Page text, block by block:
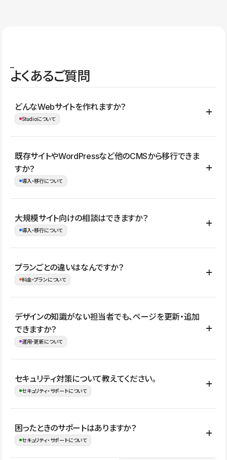
よくあるご質問
どんなWebサイトを作れますか？
Studioについて
コーポレートサイト、サービスサイト、LP、採用サイト、ブロ
グ・メディア、イベントサイト、店舗・商品紹介サイト、ポートフ
ォリオなど幅広く制作できます。
既存サイトやWordPressなど他のCMSから移行できま
すか？
導入・移行について
はい。既存サイトの構成やコンテンツ、URLを整理したうえで、
Studio上に再構築する形で移行できます。 WordPressの場合は、
イト全体のデザインや設定がそのまま移行されるわけではないた
め、移行後にページ構成やデザイン、CMS設計、URL・リダイレク
大規模サイト向けの相談はできますか？
導入・移行について
はい。アクセス規模が大きいサイトや、複数部門での運用、権限管
理、セキュリティ確認、既存システムとの連携など、個別の要件が
ない段階でも、お問い合わせください。
お問合せはこちら
プランごとの違いはなんですか？
料金・プランについて
公開ページ数、バージョン履歴の期間、CMS利用数の上限、権限
管理の有無などがプランごとに異なります。詳しくは料金プランペ
ージをご覧ください。
デザインの知識がない担当者でも、ページを更新・追加
できますか？
運用・更新について
はい。CMSやコンポーネントを活用して更新範囲を設計しておく
ことで、デザインを崩しにくい状態で運用できます。 さらにコン
ながらレイアウトに影響を与えずに更新作業を進めやすくなりま
す。
セキュリティ対策について教えてください。
セキュリティ・サポートについて
Studioでは、公開サイトやサービスを安全に利用できるよう、通信
の暗号化、データ保護、アクセス管理、脆弱性対策など、複数の観
困ったときのサポートはありますか？
セキュリティ・サポートについて